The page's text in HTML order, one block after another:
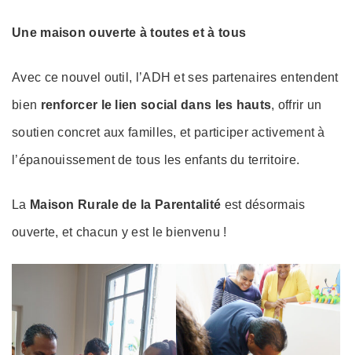
Une maison ouverte à toutes et à tous
Avec ce nouvel outil, l’ADH et ses partenaires entendent
bien renforcer le lien social dans les hauts, offrir un
soutien concret aux familles, et participer activement à
l’épanouissement de tous les enfants du territoire.
La Maison Rurale de la Parentalité est désormais
ouverte, et chacun y est le bienvenu !